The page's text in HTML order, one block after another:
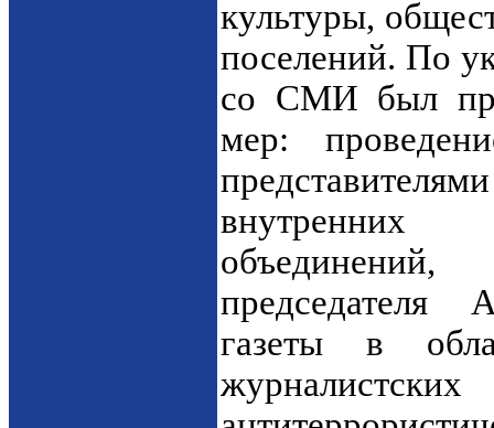
культуры,
поселений. По
со СМИ был
мер:
внутренних
объединений,
председателя
газеты в